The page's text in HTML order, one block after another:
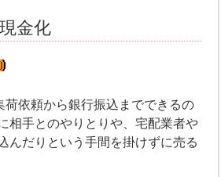
金化
荷依頼から銀行振込までできるの
相手とのやりとりや、宅配業者や
んだりという手間を掛けずに売る